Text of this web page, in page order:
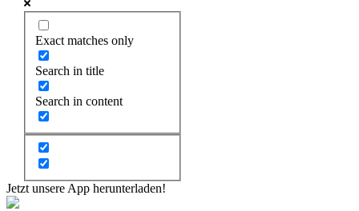
Exact matches only
Search in title
Search in content
Jetzt unsere App herunterladen!